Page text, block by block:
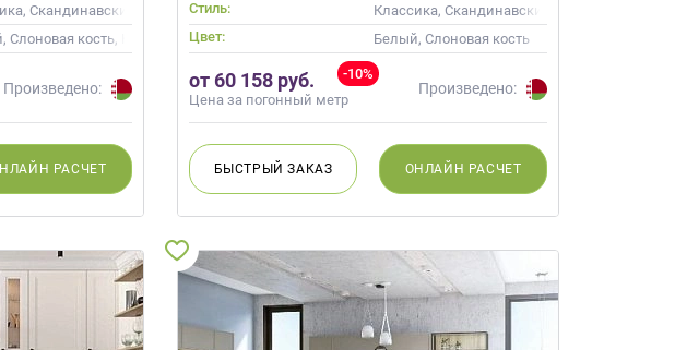
Скандинавский, Неоклассика
Слоновая кость, Коричневый
Произведено:
РАСЧЕТ
Стиль:
Классика, Скандинавский, Неоклассика
Цвет:
Белый, Слоновая кость
-10%
от 60 158 руб.
Цена за погонный метр
Произведено:
БЫСТРЫЙЗАКАЗ ОНЛАЙН РАСЧЕТ